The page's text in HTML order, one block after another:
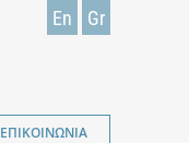
En Gr
ΕΠΙΚΟΙΝΩΝΙΑ